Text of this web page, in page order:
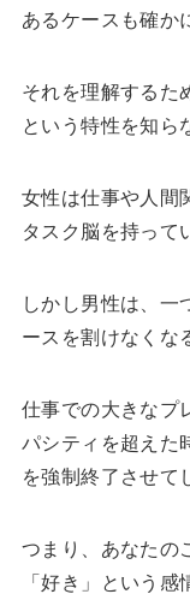
あるケースも確か
それを理解するた
という特性を知ら
女性は仕事や人間
タスク脳を持って
しかし男性は、一
ースを割けなくな
仕事での大きなプ
パシティを超えた
を強制終了させて
つまり、あなたの
「好き」という感